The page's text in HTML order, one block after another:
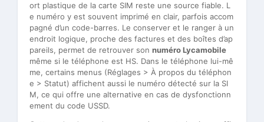
ort plastique de la carte SIM reste une source fiable. L
e numéro y est souvent imprimé en clair, parfois accom
pagné d’un code-barres. Le conserver et le ranger à un
endroit logique, proche des factures et des boîtes d’ap
pareils, permet de retrouver son numéro Lycamobile
même si le téléphone est HS. Dans le téléphone lui-mê
me, certains menus (Réglages > À propos du téléphon
e > Statut) affichent aussi le numéro détecté sur la SI
M, ce qui offre une alternative en cas de dysfonctionn
ement du code USSD.